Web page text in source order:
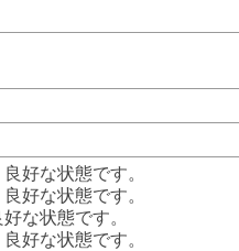
好な状態です。
好な状態です。
な状態です。
好な状態です。